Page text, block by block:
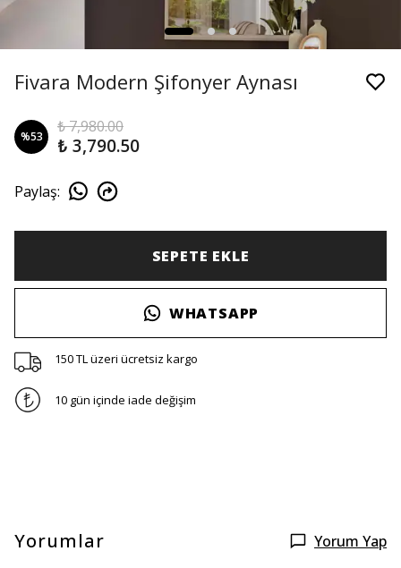
Fivara Modern Şifonyer Aynası
%53
₺ 7,980.00
₺ 3,790.50
Paylaş:
SEPETE EKLE
WHATSAPP
150 TL üzeri ücretsiz kargo
10 gün içinde iade değişim
Yorumlar Yorum Yap